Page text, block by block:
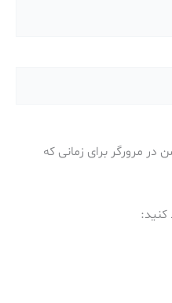
در مرورگر برای زمانی که
کنید: